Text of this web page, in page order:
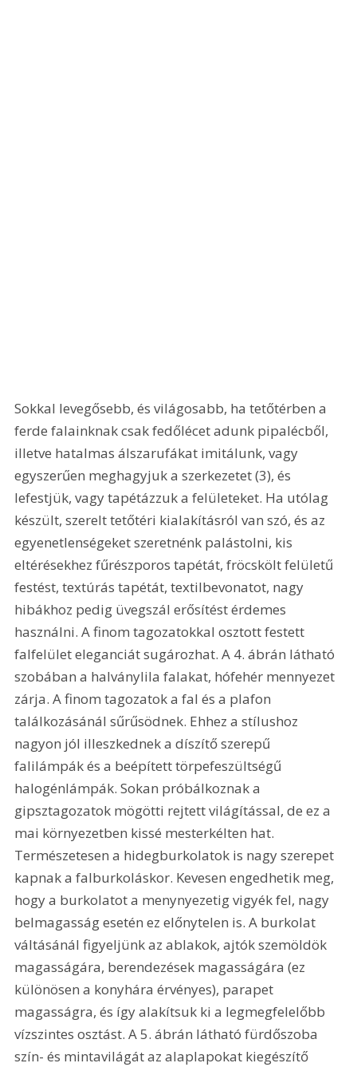
Sokkal levegősebb, és világosabb, ha tetőtérben a
ferde falainknak csak fedőlécet adunk pipalécből,
illetve hatalmas álszarufákat imitálunk, vagy
egyszerűen meghagyjuk a szerkezetet (3), és
lefestjük, vagy tapétázzuk a felületeket. Ha utólag
készült, szerelt tetőtéri kialakításról van szó, és az
egyenetlenségeket szeretnénk palástolni, kis
eltérésekhez fűrészporos tapétát, fröcskölt felületű
festést, textúrás tapétát, textilbevonatot, nagy
hibákhoz pedig üvegszál erősítést érdemes
használni. A finom tagozatokkal osztott festett
falfelület eleganciát sugározhat. A 4. ábrán látható
szobában a halványlila falakat, hófehér mennyezet
zárja. A finom tagozatok a fal és a plafon
találkozásánál sűrűsödnek. Ehhez a stílushoz
nagyon jól illeszkednek a díszítő szerepű
falilámpák és a beépített törpefeszültségű
halogénlámpák. Sokan próbálkoznak a
gipsztagozatok mögötti rejtett világítással, de ez a
mai környezetben kissé mesterkélten hat.
Természetesen a hidegburkolatok is nagy szerepet
kapnak a falburkoláskor. Kevesen engedhetik meg,
hogy a burkolatot a menynyezetig vigyék fel, nagy
belmagasság esetén ez előnytelen is. A burkolat
váltásánál figyeljünk az ablakok, ajtók szemöldök
magasságára, berendezések magasságára (ez
különösen a konyhára érvényes), parapet
magasságra, és így alakítsuk ki a legmegfelelőbb
vízszintes osztást. A 5. ábrán látható fürdőszoba
szín- és mintavilágát az alaplapokat kiegészítő